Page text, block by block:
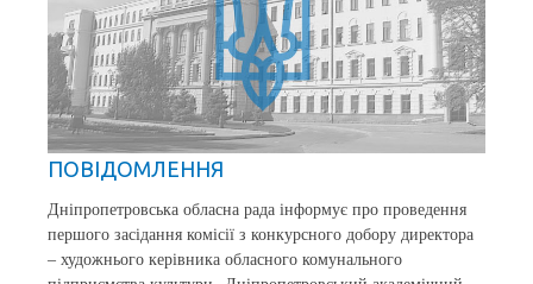
ПОВІДОМЛЕННЯ
Дніпропетровська обласна рада інформує про проведення
першого засідання комісії з конкурсного добору директора
– художнього керівника обласного комунального